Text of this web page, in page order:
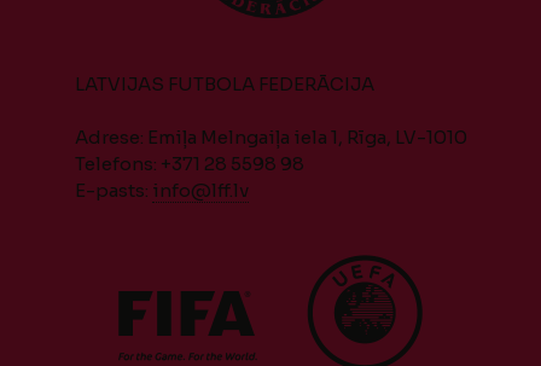
LATVIJAS FUTBOLA FEDERĀCIJA
Adrese: Emiļa Melngaiļa iela 1, Rīga, LV-1010
Telefons: +371 28 5598 98
E-pasts: info@lff.lv